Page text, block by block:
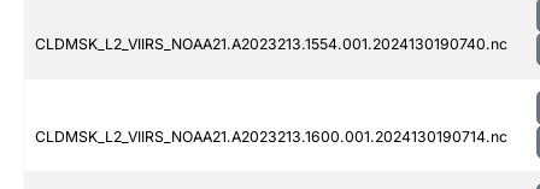
CLDMSK_L2_VIIRS_NOAA21.A2023213.1554.001.2024130190740.nc
CLDMSK_L2_VIIRS_NOAA21.A2023213.1600.001.2024130190714.nc